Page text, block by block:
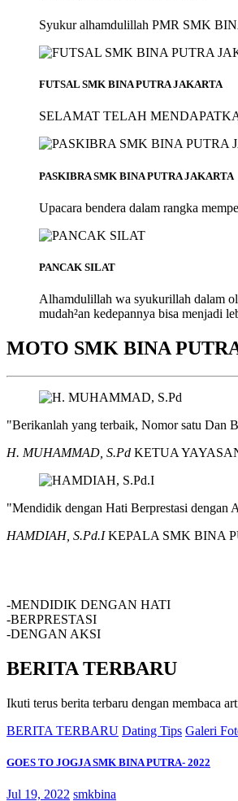
Syukur alhamdulillah PMR SMK
FUTSAL SMK BINA PUTRA JAKARTA
SELAMAT TELAH
PASKIBRA SMK BINA PUTRA JAKARTA
Upacara bendera dalam rangka
PANCAK SILAT
Alhamdulillah wa syukurillah dalam
mudah²an kedepannya bisa menjadi
MOTO SMK BINA
"Berikanlah yang terbaik, Nomor satu Dan
H. MUHAMMAD, S.Pd KETUA
"Mendidik dengan Hati Berprestasi dengan
HAMDIAH, S.Pd.IKEPALA SMK BINA
-MENDIDIK DENGAN HATI
-BERPRESTASI
-DENGAN AKSI
BERITA TERBARU
Ikuti terus berita terbaru dengan
BERITA TERBARU Dating Tips Galeri
GOES TO JOGJA SMK BINA PUTRA- 2022
Jul 19, 2022 smkbina